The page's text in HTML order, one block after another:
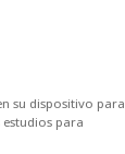
su dispositivo para
para